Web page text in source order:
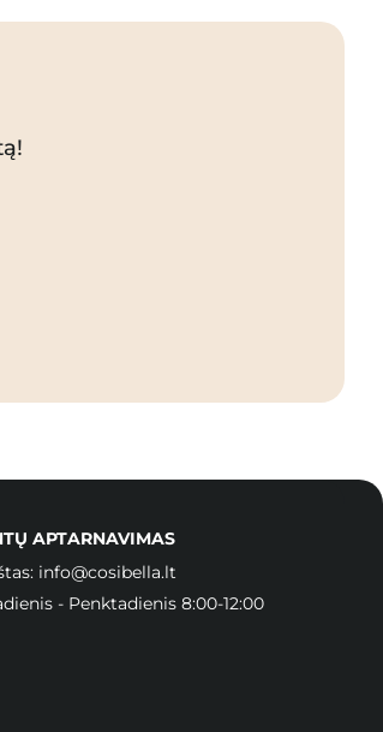
APTARNAVIMAS
info@cosibella.lt
- Penktadienis 8:00-12:00